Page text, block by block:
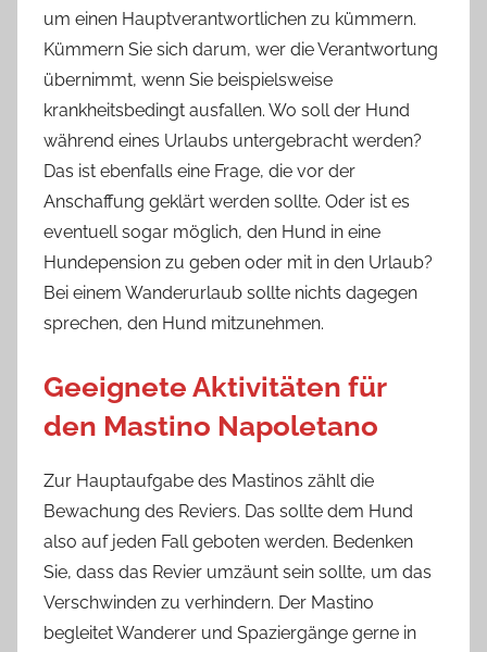
um einen Hauptverantwortlichen zu kümmern.
Kümmern Sie sich darum, wer die Verantwortung
übernimmt, wenn Sie beispielsweise
krankheitsbedingt ausfallen. Wo soll der Hund
während eines Urlaubs untergebracht werden?
Das ist ebenfalls eine Frage, die vor der
Anschaffung geklärt werden sollte. Oder ist es
eventuell sogar möglich, den Hund in eine
Hundepension zu geben oder mit in den Urlaub?
Bei einem Wanderurlaub sollte nichts dagegen
sprechen, den Hund mitzunehmen.
Geeignete Aktivitäten für
den Mastino Napoletano
Zur Hauptaufgabe des Mastinos zählt die
Bewachung des Reviers. Das sollte dem Hund
also auf jeden Fall geboten werden. Bedenken
Sie, dass das Revier umzäunt sein sollte, um das
Verschwinden zu verhindern. Der Mastino
begleitet Wanderer und Spaziergänge gerne in